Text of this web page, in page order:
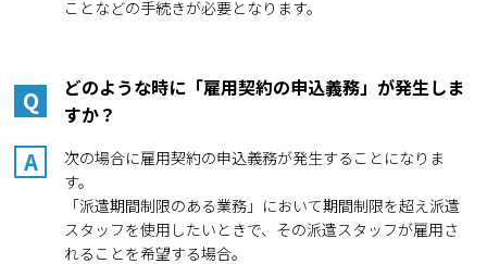
ことなどの手続きが必要となります。
Q
どのような時に「雇用契約の申込義務」が発生しま
すか？
A
次の場合に雇用契約の申込義務が発生することになりま
す。
「派遣期間制限のある業務」において期間制限を超え派遣
スタッフを使用したいときで、その派遣スタッフが雇用さ
れることを希望する場合。